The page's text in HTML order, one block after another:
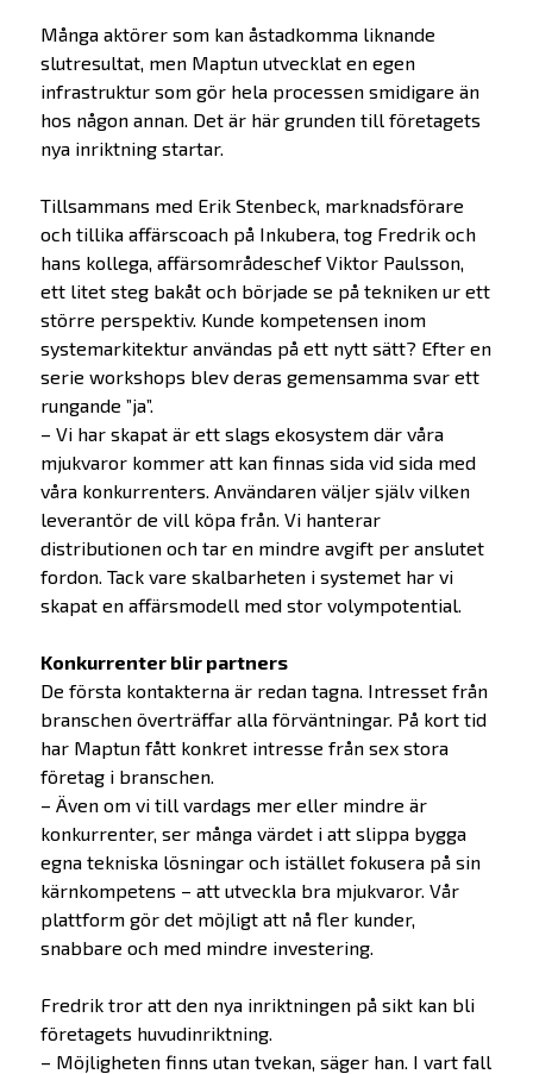
Erbjudande
Prepare
Startup
Startup Life Science
Scaleup
Om oss
Många aktörer som kan åstadkomma liknande
slutresultat, men Maptun utvecklat en egen
infrastruktur som gör hela processen smidigare än
hos någon annan. Det är här grunden till företagets
nya inriktning startar.
Tillsammans med Erik Stenbeck, marknadsförare
och tillika affärscoach på Inkubera, tog Fredrik och
hans kollega, affärsområdeschef Viktor Paulsson,
ett litet steg bakåt och började se på tekniken ur ett
större perspektiv. Kunde kompetensen inom
systemarkitektur användas på ett nytt sätt? Efter en
serie workshops blev deras gemensamma svar ett
rungande ”ja”.
– Vi har skapat är ett slags ekosystem där våra
mjukvaror kommer att kan finnas sida vid sida med
våra konkurrenters. Användaren väljer själv vilken
leverantör de vill köpa från. Vi hanterar
distributionen och tar en mindre avgift per anslutet
fordon. Tack vare skalbarheten i systemet har vi
skapat en affärsmodell med stor volympotential.
Konkurrenter blir partners
De första kontakterna är redan tagna. Intresset från
branschen överträffar alla förväntningar. På kort tid
har Maptun fått konkret intresse från sex stora
företag i branschen.
– Även om vi till vardags mer eller mindre är
konkurrenter, ser många värdet i att slippa bygga
egna tekniska lösningar och istället fokusera på sin
kärnkompetens – att utveckla bra mjukvaror. Vår
plattform gör det möjligt att nå fler kunder,
snabbare och med mindre investering.
Fredrik tror att den nya inriktningen på sikt kan bli
företagets huvudinriktning.
– Möjligheten finns utan tvekan, säger han. I vart fall